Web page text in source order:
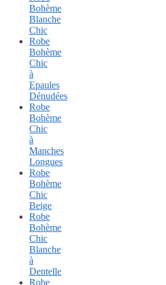
Bohème
Blanche
Chic
Robe
Bohème
Chic
à
Epaules
Dénudées
Robe
Bohème
Chic
à
Manches
Longues
Robe
Bohème
Chic
Beige
Robe
Bohème
Chic
Blanche
à
Dentelle
Robe